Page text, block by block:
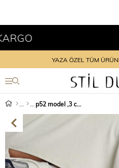
YAZA ÖZEL TÜM
p52 model ,3 cm tabanlı trok detaylı sandalet BEYAZ